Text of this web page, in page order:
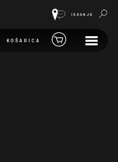
ISKANJE
KOŠARICA